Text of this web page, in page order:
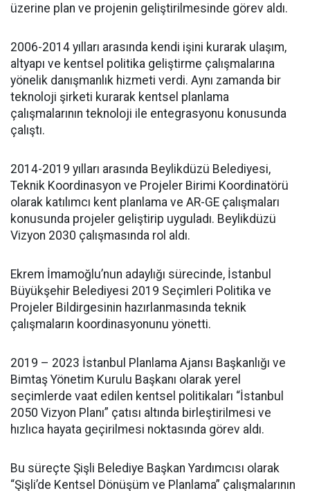
üzerine plan ve projenin geliştirilmesinde görev aldı.
2006-2014 yılları arasında kendi işini kurarak ulaşım,
altyapı ve kentsel politika geliştirme çalışmalarına
yönelik danışmanlık hizmeti verdi. Aynı zamanda bir
teknoloji şirketi kurarak kentsel planlama
çalışmalarının teknoloji ile entegrasyonu konusunda
çalıştı.
2014-2019 yılları arasında Beylikdüzü Belediyesi,
Teknik Koordinasyon ve Projeler Birimi Koordinatörü
olarak katılımcı kent planlama ve AR-GE çalışmaları
konusunda projeler geliştirip uyguladı. Beylikdüzü
Vizyon 2030 çalışmasında rol aldı.
Ekrem İmamoğlu’nun adaylığı sürecinde, İstanbul
Büyükşehir Belediyesi 2019 Seçimleri Politika ve
Projeler Bildirgesinin hazırlanmasında teknik
çalışmaların koordinasyonunu yönetti.
2019 – 2023 İstanbul Planlama Ajansı Başkanlığı ve
Bimtaş Yönetim Kurulu Başkanı olarak yerel
seçimlerde vaat edilen kentsel politikaları “İstanbul
2050 Vizyon Planı” çatısı altında birleştirilmesi ve
hızlıca hayata geçirilmesi noktasında görev aldı.
Bu süreçte Şişli Belediye Başkan Yardımcısı olarak
“Şişli’de Kentsel Dönüşüm ve Planlama” çalışmalarının